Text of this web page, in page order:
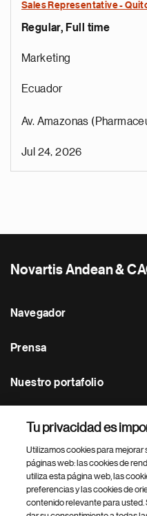
Sales Representative -
Regular, Full time
Marketing
Ecuador
Av. Amazonas
Jul 24, 2026
Novartis Andean &
Navegador
Prensa
Nuestro portafolio
Footer Site Search
Tu privacidad es
Utilizamos cookies para
páginas web: las cookies de
utiliza esta página web, las
preferencias y las cookies de
contenido relevante para